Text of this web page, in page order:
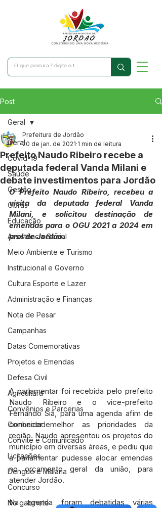
Post
Geral
Covid-19
Saúde
Gestão
Obras
Educação
Assistência Social
Meio Ambiente e Turismo
Institucional e Governo
Cultura Esporte e Lazer
Administração e Finanças
Nota de Pesar
Campanhas
Datas Comemorativas
Projetos e Emendas
Defesa Civil
Agricultura
Convênios e Parcerias
Comunidade
Convite e Comunicado
Licitações
Dengue e Malária
Concurso
No gabinete
Geral
Prefeito Naudo Ribeiro recebe a
deputada federal Vanda Milani e
debate investimentos para Jordão
Prefeitura de Jordão
20 de jan. de 2021 1 min de leitura
O Prefeito Naudo Ribeiro, recebeu a
visita da deputada federal Vanda
Milani, e solicitou destinação de
emendas para o OGU 2021 a 2024 em
prol de Jordão.
A parlamentar foi recebida pelo prefeito
Naudo Ribeiro e o vice-prefeito
Fernando Siã, para uma agenda afim de
conhecer melhor as prioridades da
região. Naudo apresentou os projetos do
município em diversas áreas, e pediu que
a parlamentar pudesse alocar emendas
no orçamento geral da união, para
atender Jordão.
Na agenda foram debatidas várias